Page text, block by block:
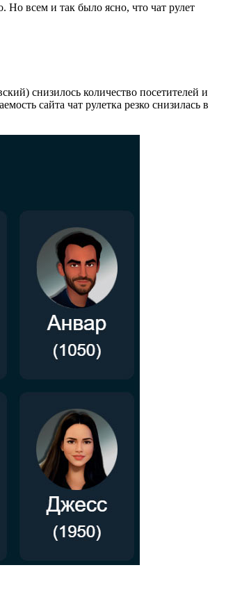
всем и так было ясно, что чат рулет
снизилось количество посетителей и
сайта чат рулетка резко снизилась в